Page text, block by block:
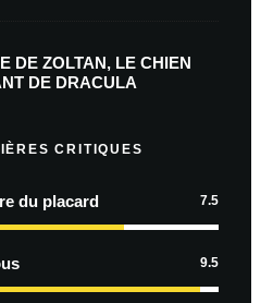
DE ZOLTAN, LE CHIEN
DE DRACULA
CRITIQUES
du placard 7.5
9.5